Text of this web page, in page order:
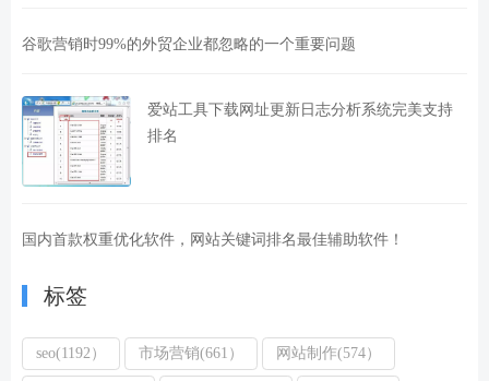
谷歌营销时99%的外贸企业都忽略的一个重要问题
爱站工具下载网址更新日志分析系统完美支持
排名
国内首款权重优化软件，网站关键词排名最佳辅助软件！
标签
seo(1192） 市场营销(661） 网站制作(574）